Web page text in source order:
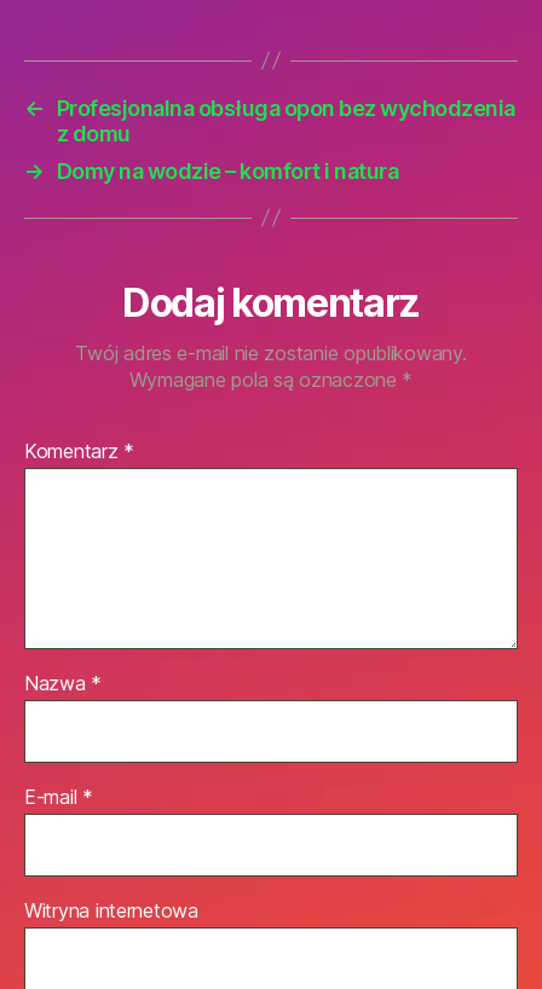
←
Profesjonalna obsługa opon bez wychodzenia
z domu
→
Domy na wodzie – komfort i natura
Dodaj komentarz
Twój adres e-mail nie zostanie opublikowany.
Wymagane pola są oznaczone *
Komentarz *
Nazwa *
E-mail *
Witryna internetowa